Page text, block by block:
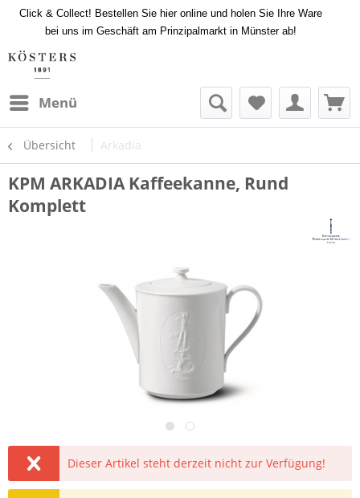
Click & Collect! Bestellen Sie hier online und holen Sie Ihre Ware
bei uns im Geschäft am Prinzipalmarkt in Münster ab!
Menü
Übersicht Arkadia
KPM ARKADIA Kaffeekanne, Rund
Komplett
Dieser Artikel steht derzeit nicht zur Verfügung!